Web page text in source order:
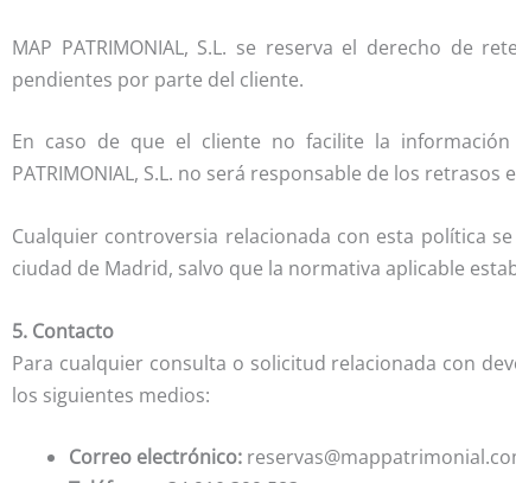
MAP PATRIMONIAL, S.L. se reserva el derecho de
pendientes por parte del cliente.
En caso de que el cliente no facilite la
PATRIMONIAL, S.L. no será responsable de los
Cualquier controversia relacionada con esta política
ciudad de Madrid, salvo que la normativa aplicable
5. Contacto
Para cualquier consulta o solicitud relacionada con
los siguientes medios:
Correo electrónico: